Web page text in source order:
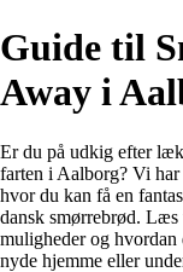
Guide til
Away i
Er du på udkig efter
farten i Aalborg? Vi har
hvor du kan få en
dansk smørrebrød.
muligheder og
nyde hjemme eller